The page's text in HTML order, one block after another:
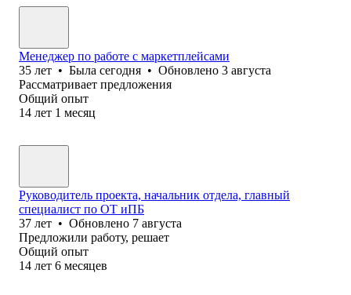
Менеджер по работе с маркетплейсами
35 лет • Была сегодня • Обновлено 3 августа
Рассматривает предложения
Общий опыт
14 лет 1 месяц
Руководитель проекта, начальник отдела, главный
специалист по ОТ иПБ
37 лет • Обновлено 7 августа
Предложили работу, решает
Общий опыт
14 лет 6 месяцев